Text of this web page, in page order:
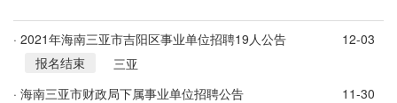
· 2021年海南三亚市吉阳区事业单位招聘19人公告
12-03
报名结束
三亚
· 海南三亚市财政局下属事业单位招聘公告
11-30